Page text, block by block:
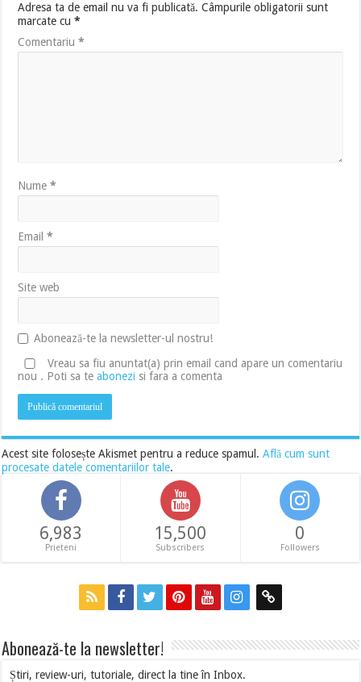
Adresa ta de email nu va fi publicată. Câmpurile obligatorii sunt
marcate cu*
Comentariu*
Nume*
Email*
Site web
Abonează-te la newsletter-ul nostru!
Vreau sa fiu anuntat(a) prin email cand apare un comentariu
nou . Poti sa teabonezi si fara a comenta
Acest site folosește Akismet pentru a reduce spamul.Află cum sunt
procesate datele comentariilor tale.
6,983
Prieteni
15,500
Subscribers
0
Followers
Abonează-te la newsletter!
Știri, review-uri, tutoriale, direct la tine în Inbox.